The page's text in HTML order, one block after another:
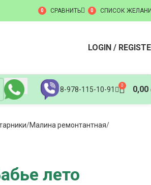
0 СРАВНИТЬ 0 СПИСОК
LOGIN /
8-978-115-10-91 0 0,00
Малина ремонтантная
лето